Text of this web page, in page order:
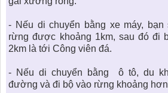
- Nếu di chuyển bằng xe máy,
rừng được khoảng 1km, sau đó đi
2km là tới Công viên đá.
- Nếu di chuyển bằng ô tô, du
đường và đi bộ vào rừng khoảng